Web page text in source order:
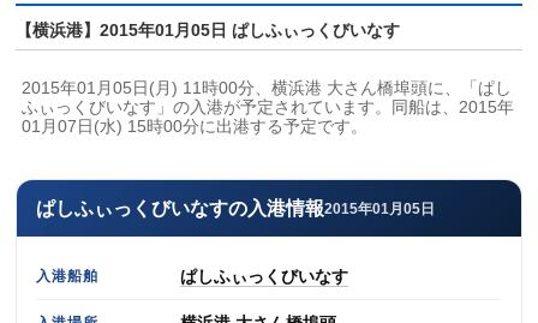
【横浜港】2015年01月05日 ぱしふぃっくびいなす
2015年01月05日(月) 11時00分、横浜港 大さん橋埠頭に、「ぱし
ふぃっくびいなす」の入港が予定されています。同船は、2015年
01月07日(水) 15時00分に出港する予定です。
ぱしふぃっくびいなすの入港情報2015年01月05日
入港船舶 ぱしふぃっくびいなす
新規登録 パスワードを忘れた方